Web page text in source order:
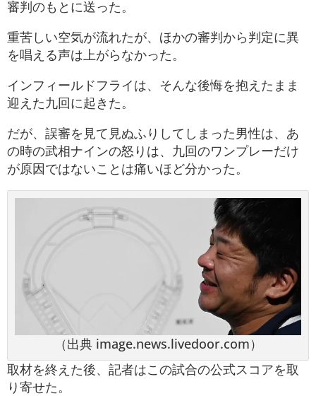
審判のもとに送った。
重苦しい空気が流れたが、ほかの審判から判定に異
を唱える声は上がらなかった。
インフィールドフライは、そんな後悔を抱えたまま
迎えた九回に起きた。
だが、誤審を見て見ぬふりしてしまった男性は、あ
の時の武相ナインの怒りは、九回のワンプレーだけ
が原因ではないことは痛いほど分かった。
（出典 image.news.livedoor.com）
取材を終えた後、記者はこの試合の公式スコアを取
り寄せた。